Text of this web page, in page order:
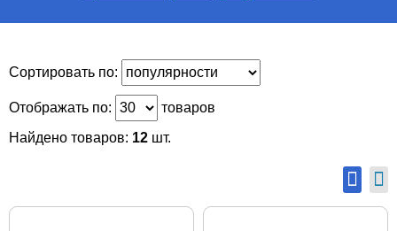
Сортировать по:
Отображать по:
товаров
Найдено товаров: 12 шт.